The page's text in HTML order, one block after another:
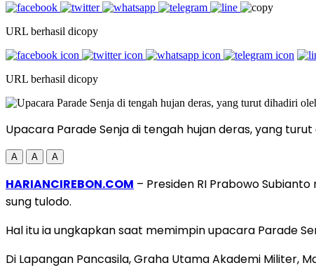
URL berhasil dicopy
URL berhasil dicopy
Upacara Parade Senja di tengah hujan deras, yang
A A A
HARIANCIREBON.COM – Presiden RI Prabowo
sung tulodo.
Hal itu ia ungkapkan saat memimpin upacara Parade
Di Lapangan Pancasila, Graha Utama Akademi Militer,